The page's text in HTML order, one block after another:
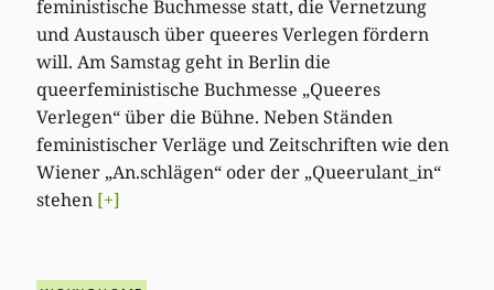
feministische Buchmesse statt, die Vernetzung
und Austausch über queeres Verlegen fördern
will. Am Samstag geht in Berlin die
queerfeministische Buchmesse „Queeres
Verlegen“ über die Bühne. Neben Ständen
feministischer Verläge und Zeitschriften wie den
Wiener „An.schlägen“ oder der „Queerulant_in“
stehen [+]